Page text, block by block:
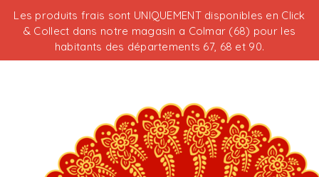
Les produits frais sont UNIQUEMENT disponibles en Click
& Collect dans notre magasin a Colmar (68) pour les
habitants des départements 67, 68 et 90.